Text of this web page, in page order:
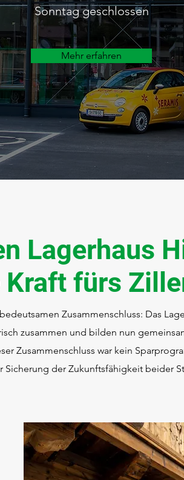
Sonntag geschlossen
Mehr erfahren
Lagerhaus
Kraft fürs
Zusammenschluss: Das
zusammen und bilden nun
Zusammenschluss war kein
Sicherung der Zukunftsfähigkeit beider